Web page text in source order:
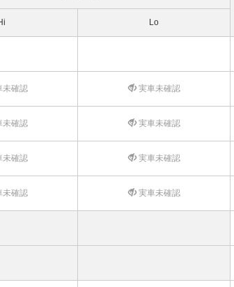
Lo
確認 実車未確認
確認 実車未確認
確認 実車未確認
確認 実車未確認